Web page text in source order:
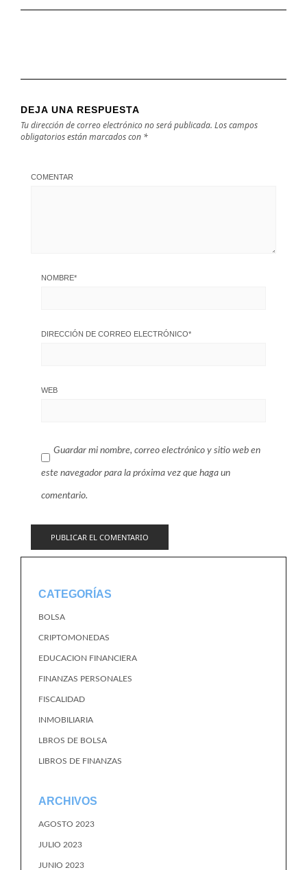
DEJA UNA RESPUESTA
Tu dirección de correo electrónico no será publicada. Los campos
obligatorios están marcados con *
COMENTAR
NOMBRE*
DIRECCIÓN DE CORREO ELECTRÓNICO*
WEB
Guardar mi nombre, correo electrónico y sitio web en
este navegador para la próxima vez que haga un
comentario.
CATEGORÍAS
BOLSA
CRIPTOMONEDAS
EDUCACION FINANCIERA
FINANZAS PERSONALES
FISCALIDAD
INMOBILIARIA
LBROS DE BOLSA
LIBROS DE FINANZAS
ARCHIVOS
AGOSTO 2023
JULIO 2023
JUNIO 2023